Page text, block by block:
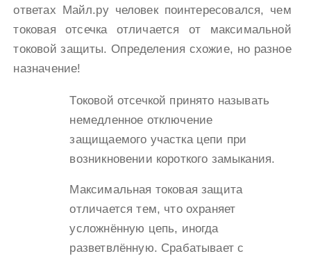
ответах Майл.ру человек поинтересовался, чем
токовая отсечка отличается от максимальной
токовой защиты. Определения схожие, но разное
назначение!
Токовой отсечкой принято называть
немедленное отключение
защищаемого участка цепи при
возникновении короткого замыкания.
Максимальная токовая защита
отличается тем, что охраняет
усложнённую цепь, иногда
разветвлённую. Срабатывает с